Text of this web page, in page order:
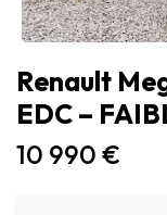
Renault
EDC –
10 990 €